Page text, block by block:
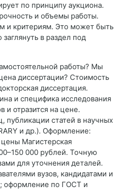
по принципу аукциона.
и объемы работы.
и критериям. Это может быть
в раздел под
работы? Мы
диссертации? Стоимость
диссертация.
и специфика исследования
и отразится на цене.
публикации статей в научных
и др.). Оформление:
Магистерская
000 рублей. Точную
для уточнения деталей.
вузов, кандидатами и
оформление по ГОСТ и